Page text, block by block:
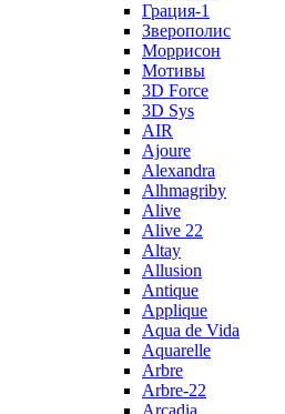
Грация-1
Зверополис
Моррисон
Мотивы
3D Force
3D Sys
AIR
Ajoure
Alexandra
Alhmagriby
Alive
Alive 22
Altay
Allusion
Antique
Applique
Aqua de Vida
Aquarelle
Arbre
Arbre-22
Arcadia